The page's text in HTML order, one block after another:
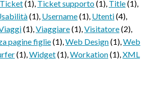
Ticket(1), Ticket supporto(1), Title(1),
(1), Username(1), Utenti(4),
(1),Viaggiare(1),Visitatore(2),
pagine figlie(1),Web Design(1),Web
(1),Widget(1),Workation(1),XML